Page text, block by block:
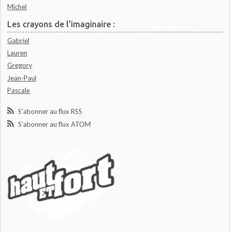
Michel
Les crayons de l'imaginaire :
Gabriel
Lauren
Gregory
Jean-Paul
Pascale
S'abonner au flux RSS
S'abonner au flux ATOM